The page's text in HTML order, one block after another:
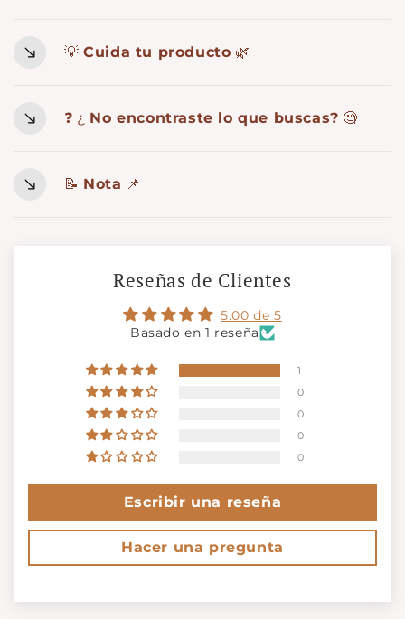
💡Cuida tu producto 🌿
❓ ¿ No encontraste lo que buscas? 🧐
📝 Nota 📌
Reseñas de Clientes
5.00 de 5
Basado en 1 reseña
1
0
0
0
0
Escribir una reseña
Hacer una pregunta